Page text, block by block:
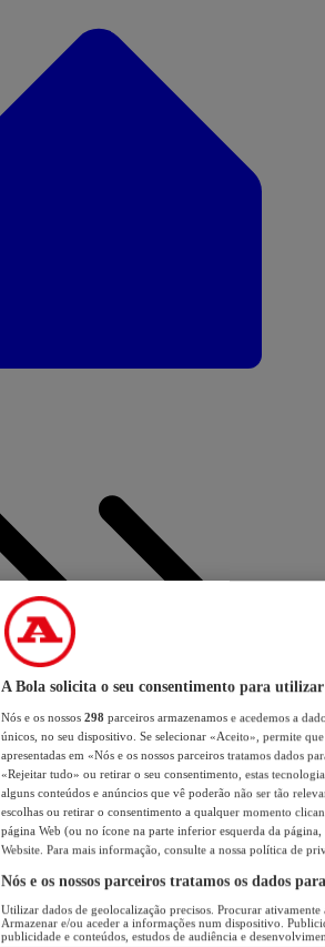
A Bola solicita o seu consentimento para utilizar
Nós e os nossos 298 parceiros armazenamos e acedemos a
únicos, no seu dispositivo. Se selecionar «Aceito», permite
apresentadas em «Nós e os nossos parceiros tratamos dados
«Rejeitar tudo» ou retirar o seu consentimento, estas
alguns conteúdos e anúncios que vê poderão não ser tão
escolhas ou retirar o consentimento a qualquer momento
página Web (ou no ícone na parte inferior esquerda da página,
Website. Para mais informação, consulte a nossa política de
Nós e os nossos parceiros tratamos os dados
Utilizar dados de geolocalização precisos. Procurar
Armazenar e/ou aceder a informações num dispositivo.
publicidade e conteúdos, estudos de audiência e